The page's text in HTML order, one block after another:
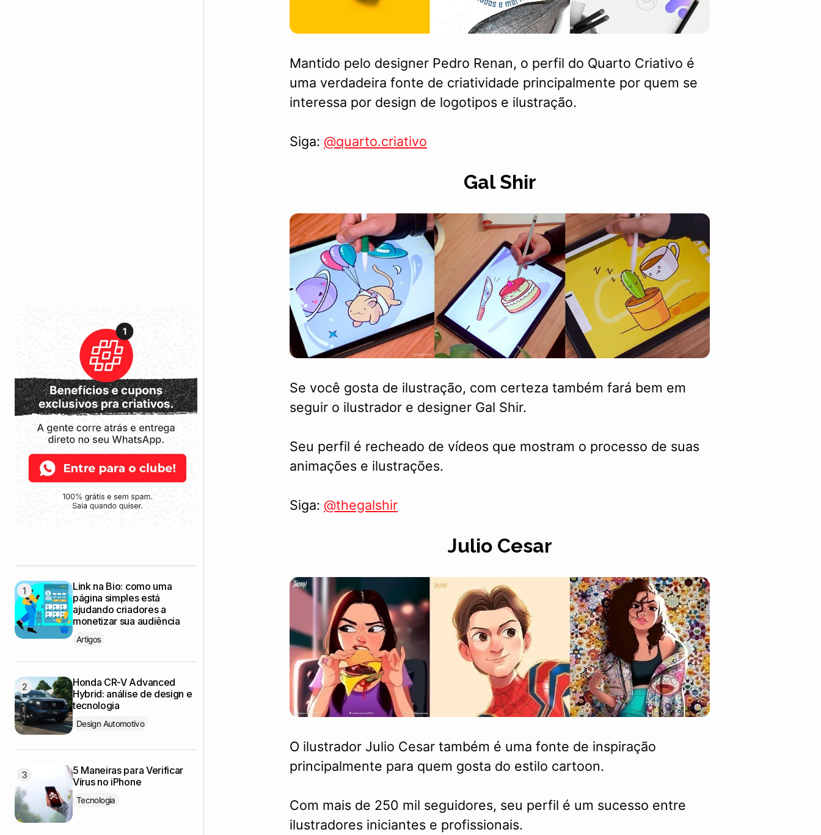
Mantido pelo designer Pedro Renan, o perfil do Quarto Criativo é
uma verdadeira fonte de criatividade principalmente por quem se
interessa por design de logotipos e ilustração.
Siga: @quarto.criativo
Gal Shir
Se você gosta de ilustração, com certeza também fará bem em
seguir o ilustrador e designer Gal Shir.
Seu perfil é recheado de vídeos que mostram o processo de suas
animações e ilustrações.
Siga: @thegalshir
Julio Cesar
O ilustrador Julio Cesar também é uma fonte de inspiração
principalmente para quem gosta do estilo cartoon.
Com mais de 250 mil seguidores, seu perfil é um sucesso entre
ilustradores iniciantes e profissionais.
Link na Bio: como uma
página simples está
ajudando criadores a
monetizar sua audiência
Artigos
Honda CR-V Advanced
Hybrid: análise de design e
tecnologia
Design Automotivo
5 Maneiras para Verificar
Vírus no iPhone
Tecnologia